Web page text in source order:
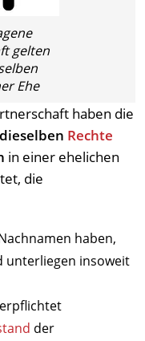
gelten
Ehe
haben die
dieselben Rechte
in einer ehelichen
die
haben,
unterliegen insoweit
der